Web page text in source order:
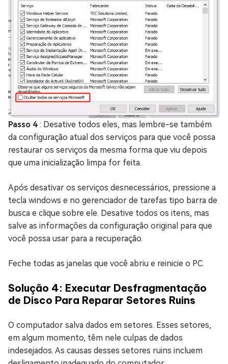
Passo 4 : Desative todos eles, mas lembre-se também
da configuração atual dos serviços para que você possa
restaurar os serviços da mesma forma que viu depois
que uma inicialização limpa for feita.
Após desativar os serviços desnecessários, pressione a
tecla windows e no gerenciador de tarefas tipo barra de
busca e clique sobre ele. Desative todos os itens, mas
salve as informações da configuração original para que
você possa usar para a recuperação.
Feche todas as janelas que você abriu e reinicie o PC.
Solução 4: Executar Desfragmentação
de Disco Para Reparar Setores Ruins
O computador salva dados em setores. Esses setores,
em algum momento, têm nele culpas de dados
indesejados. As causas desses setores ruins incluem